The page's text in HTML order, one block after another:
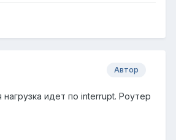
Автор
идет по interrupt. Роутер